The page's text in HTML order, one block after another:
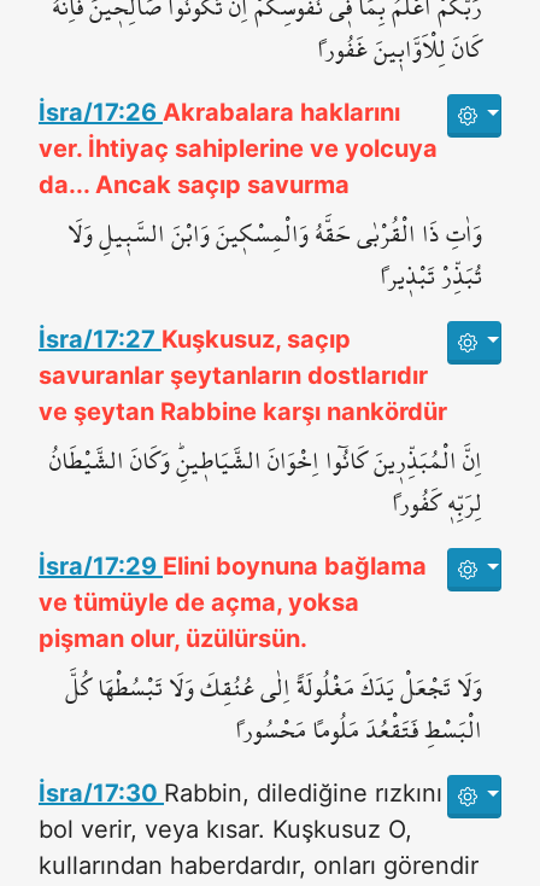
كَانَ لِلْاَوَّاب۪ينَ غَفُوراً
İsra/17:26 Akrabalara haklarını
ver. İhtiyaç sahiplerine ve yolcuya
da... Ancak saçıp savurma
وَاٰتِ ذَا الْقُرْبٰى حَقَّهُ وَالْمِسْك۪ينَ وَابْنَ السَّب۪يلِ وَلَا
تُبَذِّرْ تَبْذ۪يراً
İsra/17:27 Kuşkusuz, saçıp
savuranlar şeytanların dostlarıdır
ve şeytan Rabbine karşı nankördür
اِنَّ الْمُبَذِّر۪ينَ كَانُٓوا اِخْوَانَ الشَّيَاط۪ينِۜ وَكَانَ الشَّيْطَانُ
لِرَبِّه۪ كَفُوراً
İsra/17:29 Elini boynuna bağlama
ve tümüyle de açma, yoksa
pişman olur, üzülürsün.
وَلَا تَجْعَلْ يَدَكَ مَغْلُولَةً اِلٰى عُنُقِكَ وَلَا تَبْسُطْهَا كُلَّ
الْبَسْطِ فَتَقْعُدَ مَلُوماً مَحْسُوراً
İsra/17:30 Rabbin, dilediğine rızkını
bol verir, veya kısar. Kuşkusuz O,
kullarından haberdardır, onları görendir